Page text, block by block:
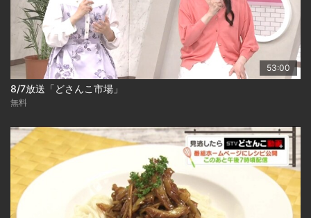
53:00
8/7放送「どさんこ市場」
無料